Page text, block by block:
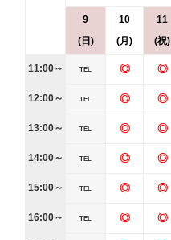
9
(日)
10
(月)
11
(祝)
11:00～ TEL ◎ ◎
12:00～ TEL ◎ ◎
13:00～ TEL ◎ ◎
14:00～ TEL ◎ ◎
15:00～ TEL ◎ ◎
16:00～ TEL ◎ ◎